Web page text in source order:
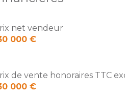
net vendeur
000 €
de vente honoraires TTC
000 €